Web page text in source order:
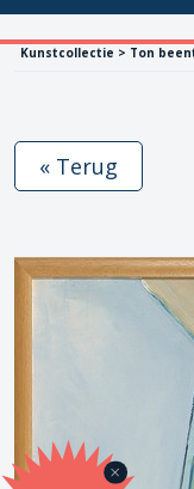
Kunstcollectie > Ton
« Terug